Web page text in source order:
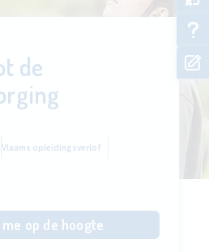
de
Vlaams opleidingsverlof
me op de hoogte